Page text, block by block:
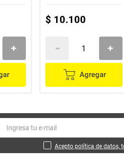
$ 10.100
Agregar
Acepto política de datos,